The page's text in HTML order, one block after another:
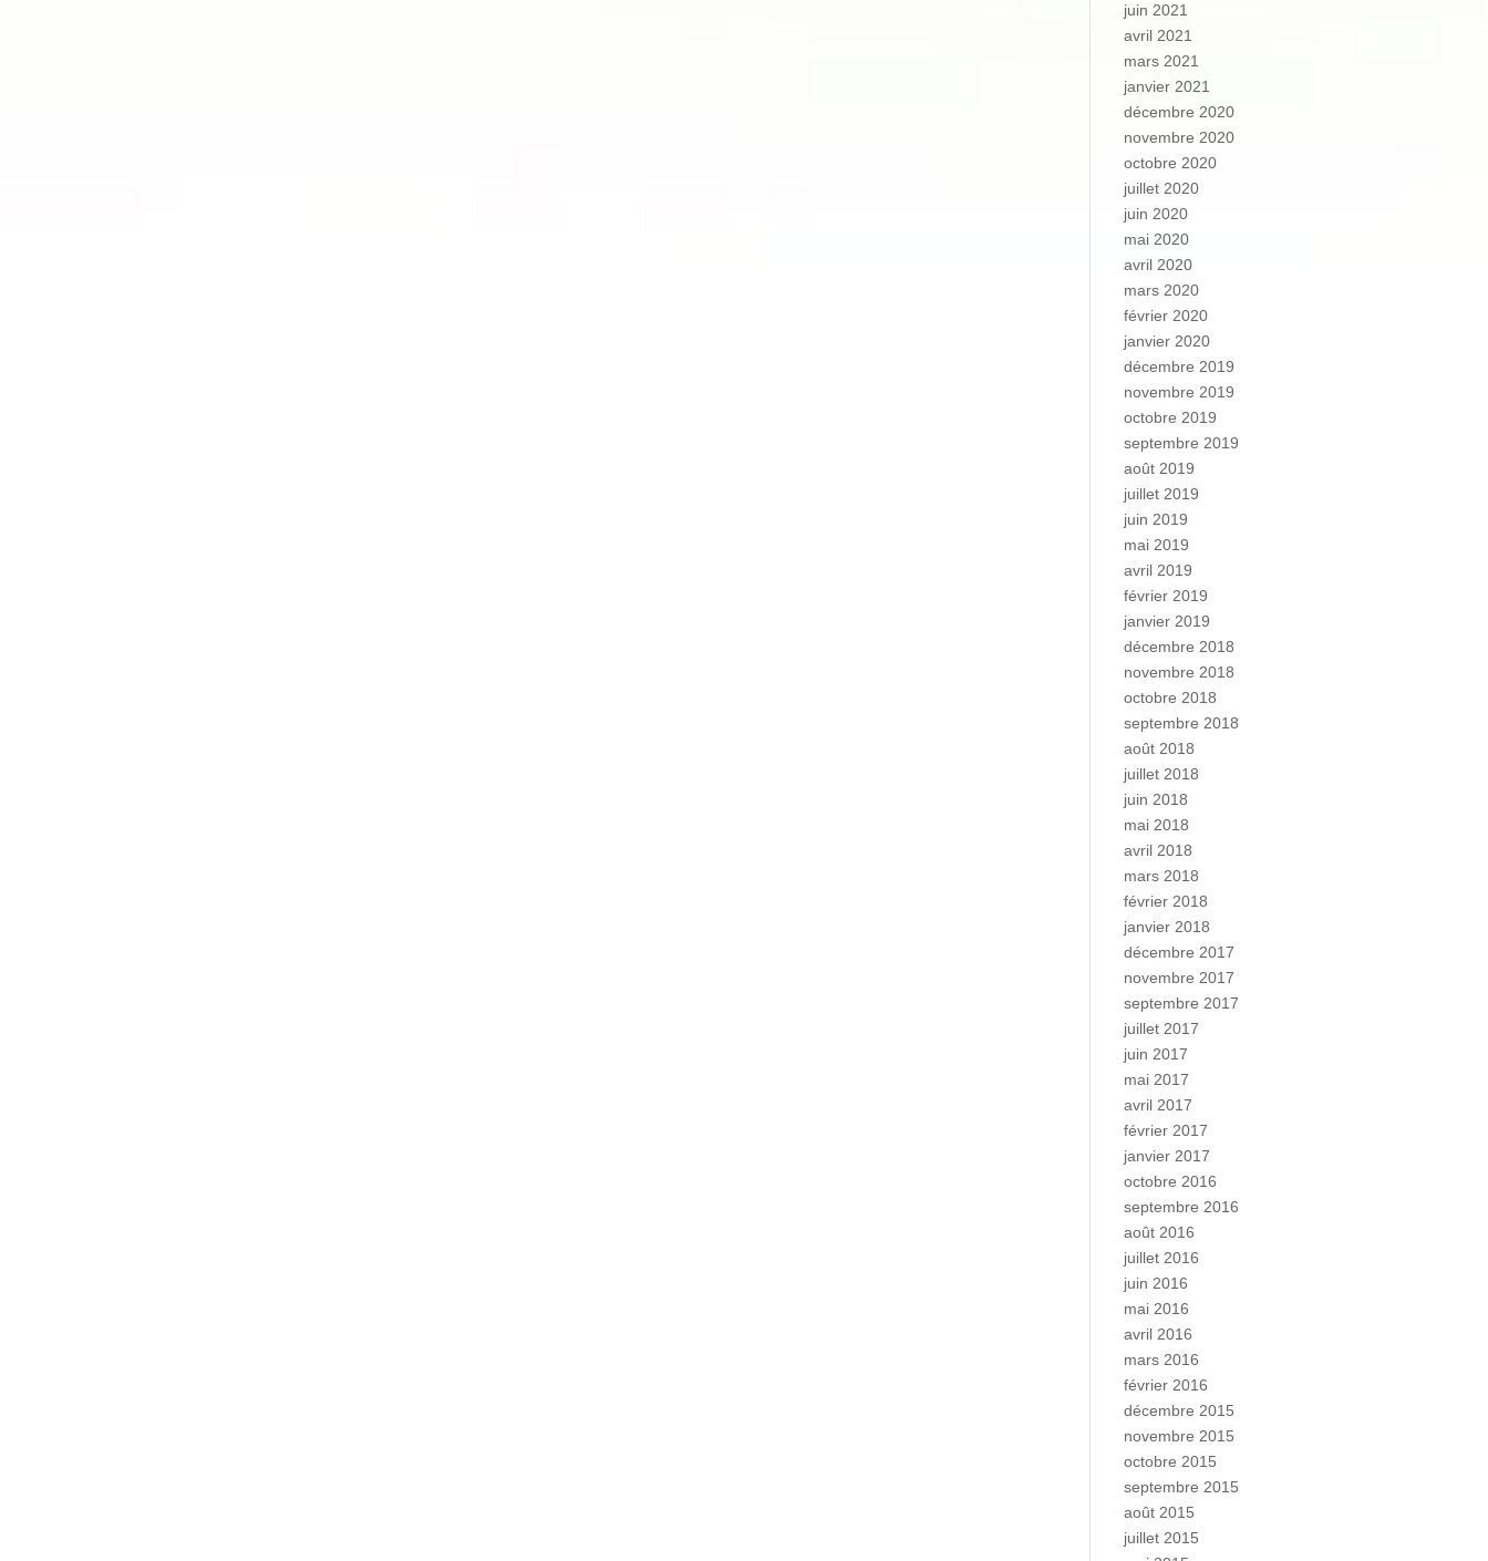
juin 2021
avril 2021
mars 2021
janvier 2021
décembre 2020
novembre 2020
octobre 2020
juillet 2020
juin 2020
mai 2020
avril 2020
mars 2020
février 2020
janvier 2020
décembre 2019
novembre 2019
octobre 2019
septembre 2019
août 2019
juillet 2019
juin 2019
mai 2019
avril 2019
février 2019
janvier 2019
décembre 2018
novembre 2018
octobre 2018
septembre 2018
août 2018
juillet 2018
juin 2018
mai 2018
avril 2018
mars 2018
février 2018
janvier 2018
décembre 2017
novembre 2017
septembre 2017
juillet 2017
juin 2017
mai 2017
avril 2017
février 2017
janvier 2017
octobre 2016
septembre 2016
août 2016
juillet 2016
juin 2016
mai 2016
avril 2016
mars 2016
février 2016
décembre 2015
novembre 2015
octobre 2015
septembre 2015
août 2015
juillet 2015